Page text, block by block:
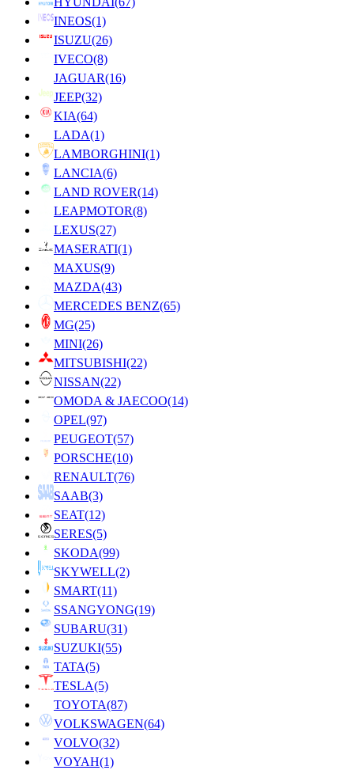
INEOS(1)
ISUZU(26)
IVECO(8)
JAGUAR(16)
JEEP(32)
KIA(64)
LADA(1)
LAMBORGHINI(1)
LANCIA(6)
LAND ROVER(14)
LEAPMOTOR(8)
LEXUS(27)
MASERATI(1)
MAXUS(9)
MAZDA(43)
MERCEDES BENZ(65)
MG(25)
MINI(26)
MITSUBISHI(22)
NISSAN(22)
OMODA & JAECOO(14)
OPEL(97)
PEUGEOT(57)
PORSCHE(10)
RENAULT(76)
SAAB(3)
SEAT(12)
SERES(5)
SKODA(99)
SKYWELL(2)
SMART(11)
SSANGYONG(19)
SUBARU(31)
SUZUKI(55)
TATA(5)
TESLA(5)
TOYOTA(87)
VOLKSWAGEN(64)
VOLVO(32)
VOYAH(1)